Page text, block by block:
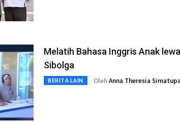
Melatih Bahasa Inggris Anak
Sibolga
BERITA LAIN OlehAnna Theresia